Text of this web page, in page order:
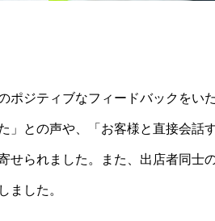
ポジティブなフィードバックをい
」との声や、「お客様と直接会話
せられました。また、出店者同士
ました。